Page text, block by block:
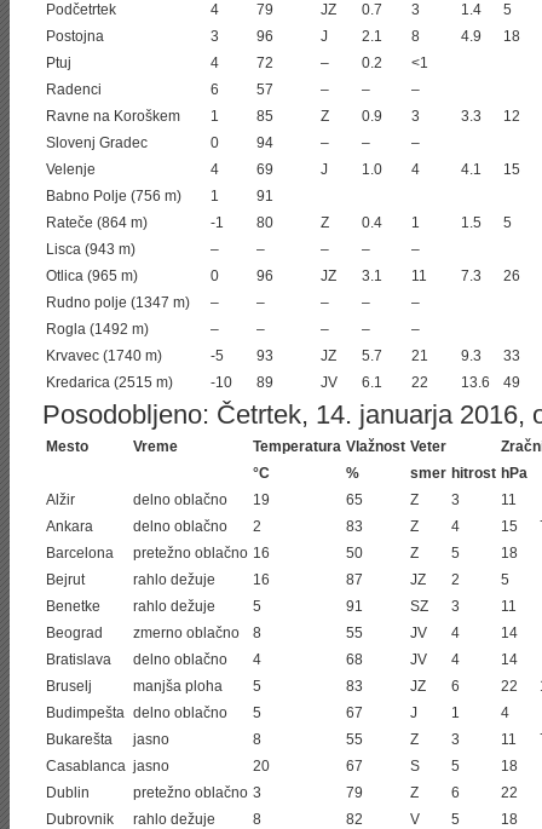
Podčetrtek
4 79 JZ 0.7 3 1.4
5
Postojna
3 96 J 2.1 8 4.9
18
Ptuj
4 72 – 0.2
<1
Radenci
6 57 – –
–
Ravne na Koroškem
1 85 Z 0.9 3 3.3
12
Slovenj Gradec
0 94 – –
–
Velenje
4 69 J 1.0 4 4.1
15
Babno Polje (756 m)
1
91
Rateče (864 m)
-1 80 Z 0.4 1 1.5
5
Lisca (943 m)
– – – –
–
Otlica (965 m)
0 96 JZ 3.1 11 7.3
26
Rudno polje (1347 m)
– – – –
–
Rogla (1492 m)
– – – –
–
Krvavec (1740 m)
-5 93 JZ 5.7 21 9.3
33
Kredarica (2515 m)
-10 89 JV 6.1 22 13.6 49
Posodobljeno: Četrtek, 14. januarja 2016,
Mesto Vreme Temperatura Vlažnost Veter
°C
% smer hitrost hPa
Alžir
delno oblačno 19 65 Z 3
11
Ankara
delno oblačno 2 83 Z 4 15
Barcelona
pretežno oblačno 16 50 Z 5
18
Bejrut
rahlo dežuje 16 87 JZ 2
5
Benetke
rahlo dežuje 5 91 SZ 3
11
Beograd
zmerno oblačno 8 55 JV 4
14
Bratislava
delno oblačno 4 68 JV 4
14
Bruselj
manjša ploha 5 83 JZ 6 22
Budimpešta delno oblačno 5 67 J 1
4
Bukarešta
jasno 8 55 Z 3 11
Casablanca jasno 20 67 S 5
18
Dublin
pretežno oblačno 3 79 Z 6
22
Dubrovnik
rahlo dežuje 8 82 V 5
18